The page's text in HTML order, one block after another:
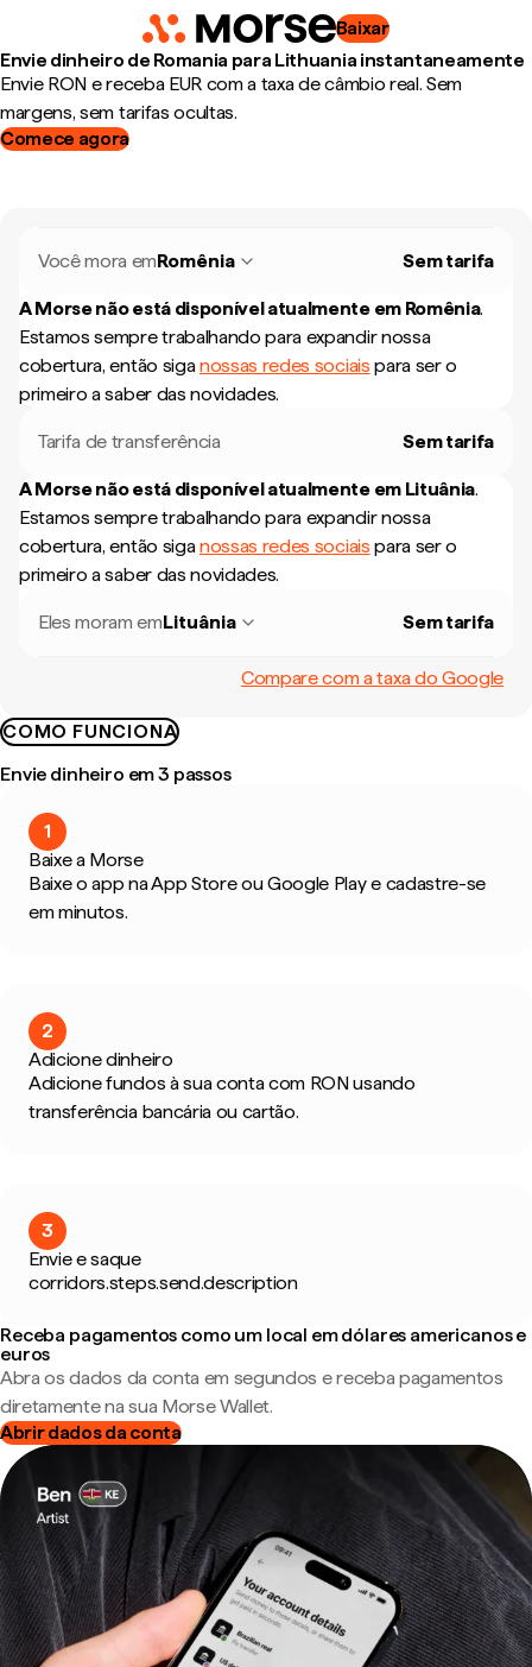
Baixar
Envie dinheiro de Romania para Lithuania instantaneamente
Envie RON e receba EUR com a taxa de câmbio real. Sem
margens, sem tarifas ocultas.
Comece agora
Você mora emRomênia Sem tarifa
A Morse não está disponível atualmente em Romênia.
Estamos sempre trabalhando para expandir nossa
cobertura, então siganossas redes sociais para ser o
primeiro a saber das novidades.
Tarifa de transferência Sem tarifa
A Morse não está disponível atualmente em Lituânia.
Estamos sempre trabalhando para expandir nossa
cobertura, então siganossas redes sociais para ser o
primeiro a saber das novidades.
Eles moram emLituânia Sem tarifa
Compare com a taxa do Google
COMO FUNCIONA
Envie dinheiro em 3 passos
1
Baixe a Morse
Baixe o app na App Store ou Google Play e cadastre-se
em minutos.
2
Adicione dinheiro
Adicione fundos à sua conta com RON usando
transferência bancária ou cartão.
3
Envie e saque
corridors.steps.send.description
Receba pagamentos como um local em dólares americanos e
euros
Abra os dados da conta em segundos e receba pagamentos
diretamente na sua Morse Wallet.
Abrir dados da conta